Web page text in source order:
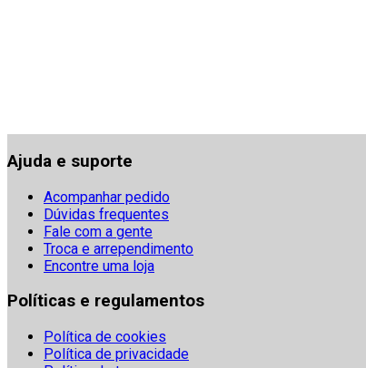
Ajuda e suporte
Acompanhar pedido
Dúvidas frequentes
Fale com a gente
Troca e arrependimento
Encontre uma loja
Políticas e regulamentos
Política de cookies
Política de privacidade